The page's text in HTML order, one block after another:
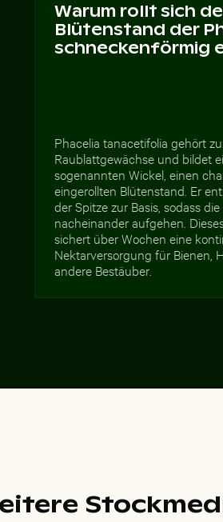
Warum rollt sich
Blütenstand der
schneckenförmig
Phacelia tanacetifolia gehört
Raublattgewächse und bildet
sogenannten Wickel, einen
eingerollten Blütenstand. Er
der Spitze zur Basis, sodass
nacheinander aufgehen.
sichert über Wochen eine
Nektarversorgung für Bienen,
andere Bestäuber.